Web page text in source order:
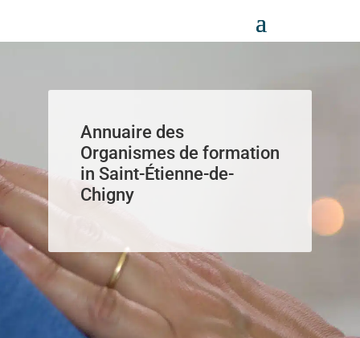
Annuaire des
Organismes de formation
in Saint-Étienne-de-
Chigny